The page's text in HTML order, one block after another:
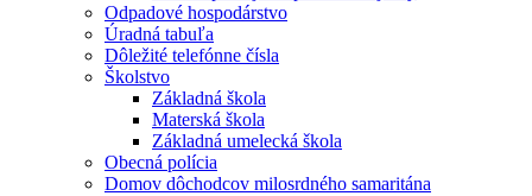
Odpadové hospodárstvo
Úradná tabuľa
Dôležité telefónne čísla
Školstvo
Základná škola
Materská škola
Základná umelecká škola
Obecná polícia
Domov dôchodcov milosrdného samaritána